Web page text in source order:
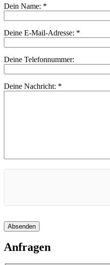
Dein Name: *
Deine E-Mail-Adresse: *
Deine Telefonnummer:
Deine Nachricht: *
Absenden
Anfragen